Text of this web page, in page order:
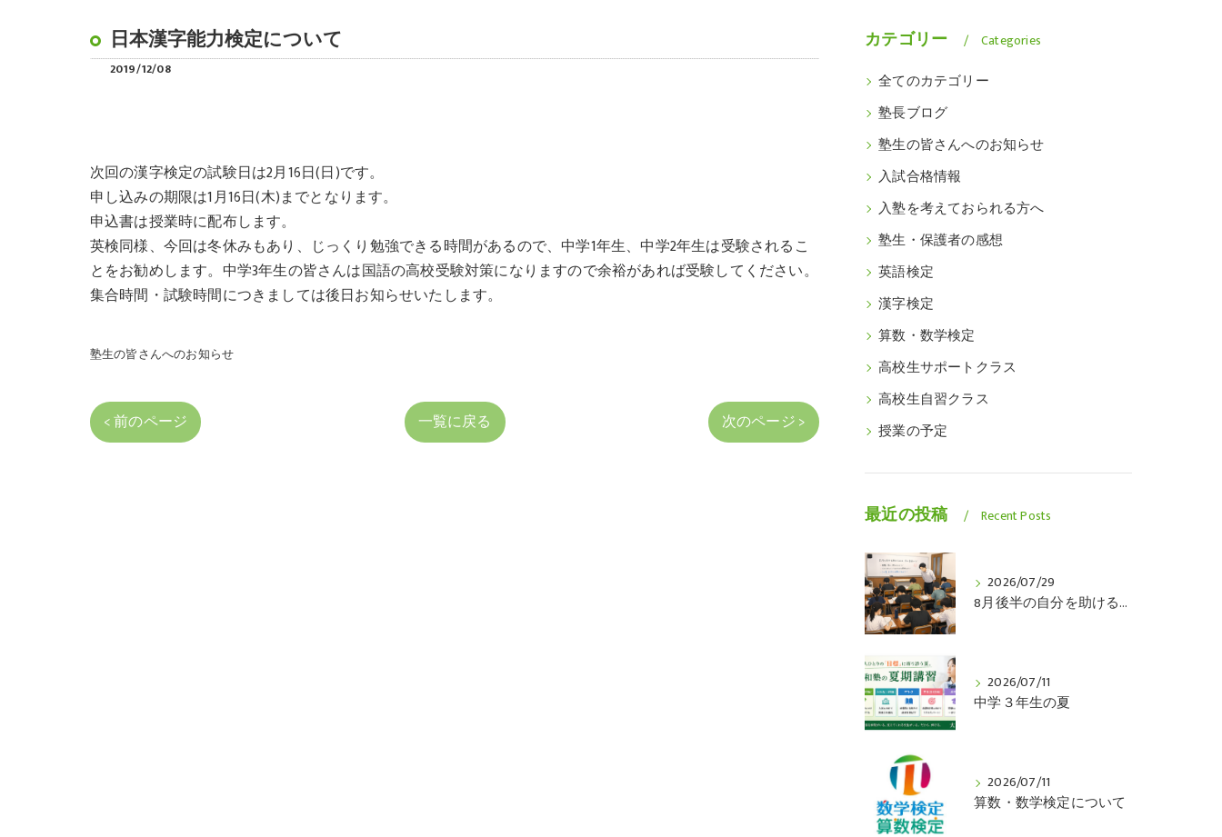
日本漢字能力検定について
2019/12/08
次回の漢字検定の試験日は2月16日(日)です。
申し込みの期限は1月16日(木)までとなります。
申込書は授業時に配布します。
英検同様、今回は冬休みもあり、じっくり勉強できる時間があるので、中学1年生、中学2年生は受験されるこ
とをお勧めします。中学3年生の皆さんは国語の高校受験対策になりますので余裕があれば受験してください。
集合時間・試験時間につきましては後日お知らせいたします。
塾生の皆さんへのお知らせ
< 前のページ 一覧に戻る 次のページ >
カテゴリー Categories
全てのカテゴリー
塾長ブログ
塾生の皆さんへのお知らせ
入試合格情報
入塾を考えておられる方へ
塾生・保護者の感想
英語検定
漢字検定
算数・数学検定
高校生サポートクラス
高校生自習クラス
授業の予定
最近の投稿 Recent Posts
2026/07/29
8月後半の自分を助けるのは、今の自分です
2026/07/11
中学３年生の夏
2026/07/11
算数・数学検定について